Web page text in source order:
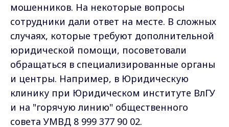
мошенников. На некоторые вопросы
сотрудники дали ответ на месте. В сложных
случаях, которые требуют дополнительной
юридической помощи, посоветовали
обращаться в специализированные органы
и центры. Например, в Юридическую
клинику при Юридическом институте ВлГУ
и на "горячую линию" общественного
совета УМВД 8 999 377 90 02.